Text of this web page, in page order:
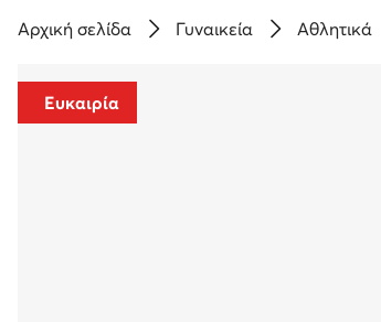
Αρχική σελίδα Γυναικεία Αθλητικά
Ευκαιρία